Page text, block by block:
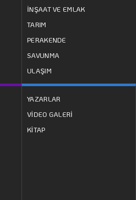
İNŞAAT VE EMLAK
TARIM
PERAKENDE
SAVUNMA
ULAŞIM
YAZARLAR
VİDEO GALERİ
KİTAP